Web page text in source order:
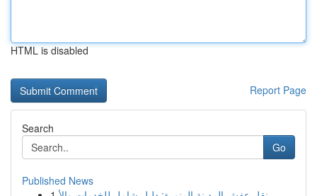
HTML is disabled
Report Page
Search
Go
Published News